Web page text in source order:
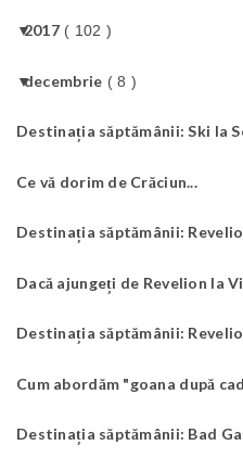
▼
2017 ( 102 )
▼
decembrie ( 8 )
Destinația săptămânii: Ski la
Ce vă dorim de Crăciun...
Destinația săptămânii:
Dacă ajungeți de Revelion la
Destinația săptămânii:
Cum abordăm "goana după
Destinația săptămânii: Bad